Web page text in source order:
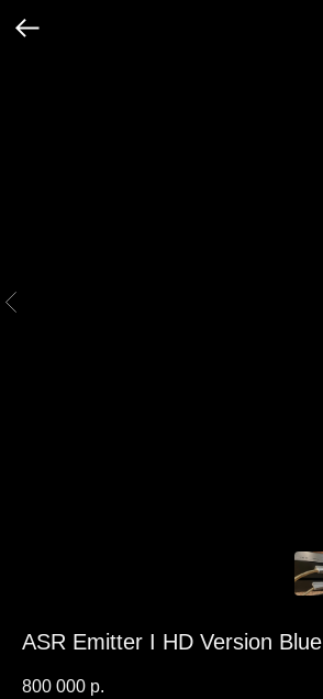
ASR Emitter I HD Version Blue
800 000 р.